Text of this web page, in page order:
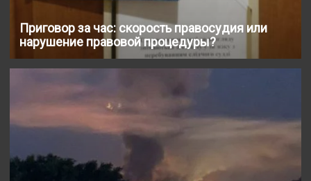
Приговор за час: скорость правосудия или
нарушение правовой процедуры?